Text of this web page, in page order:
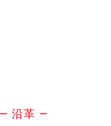
― 沿革 ―